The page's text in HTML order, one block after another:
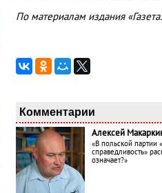
По материалам издания
Комментарии
Алексей
«В польской партии
справедливость»
означает?»